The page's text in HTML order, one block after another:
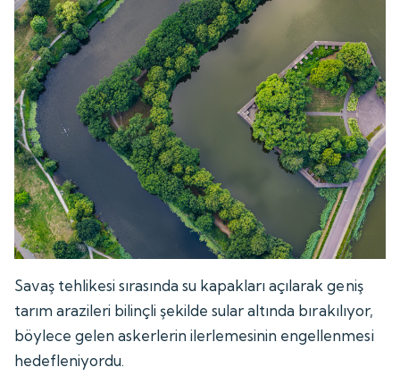
Savaş tehlikesi sırasında su kapakları açılarak geniş
tarım arazileri bilinçli şekilde sular altında bırakılıyor,
böylece gelen askerlerin ilerlemesinin engellenmesi
hedefleniyordu.